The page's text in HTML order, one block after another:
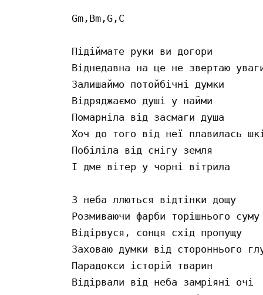
Gm,Bm,G,C
Підіймате руки ви догори
Віднедавна на це не звертаю
Залишаймо потойбічні думки
Відряджаємо душі у найми
Помарніла від засмаги душа
Хоч до того від неї плавилась
Побіліла від снігу земля
І дме вітер у чорні вітрила
З неба ллються відтінки дощу
Розмиваючи фарби торішнього
Відірвуся, сонця схід пропущу
Заховаю думки від стороннього
Парадокси історій тварин
Відірвали від неба замріяні очі